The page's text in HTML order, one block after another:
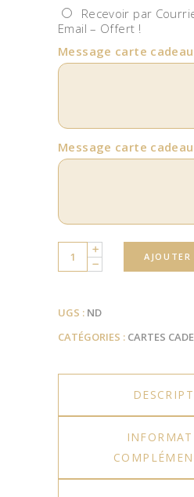
Recevoir par
Email – Offert !
Message carte cadeau
Message carte cadeau
Quantity AJOUTER
UGS : ND
CATÉGORIES : CARTES